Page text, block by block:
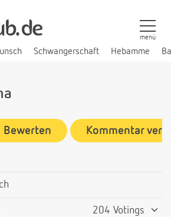
Schwangerschaft Hebamme
menü
Bewerten Kommentar
204 Votings